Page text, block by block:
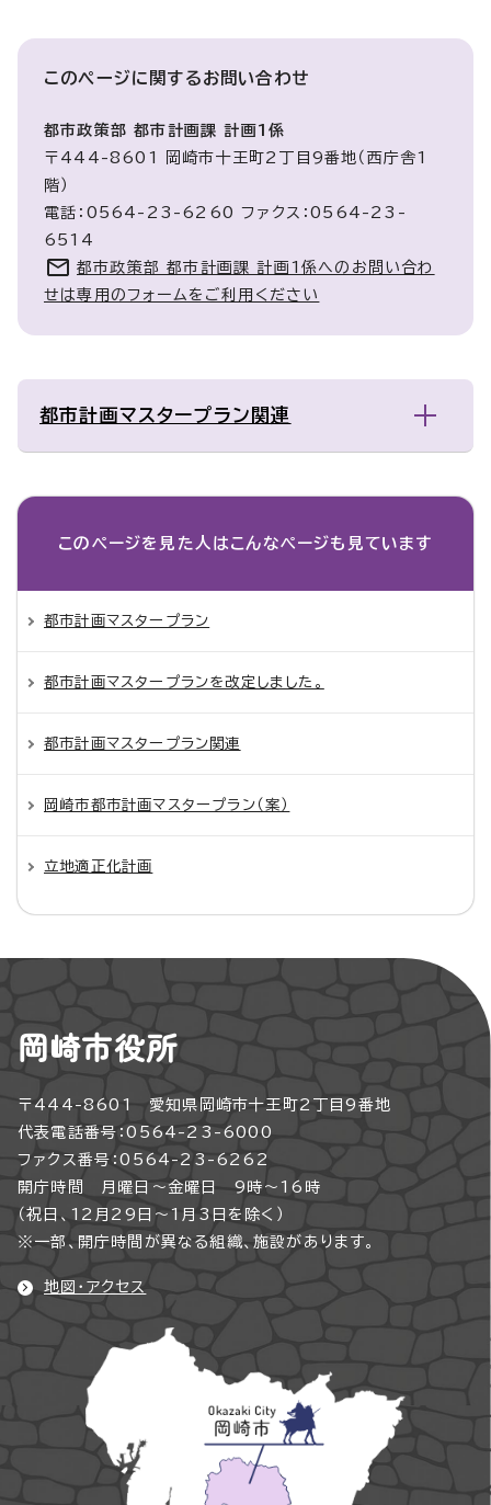
このページに関するお問い合わせ
都市政策部 都市計画課 計画1係
〒444-8601 岡崎市十王町2丁目9番地（西庁舎1
階）
電話：0564-23-6260 ファクス：0564-23-
6514
都市政策部 都市計画課 計画1係へのお問い合わ
せは専用のフォームをご利用ください
都市計画マスタープラン関連
このページを見た人は こんなページも見ています
都市計画マスタープラン
都市計画マスタープランを改定しました。
都市計画マスタープラン関連
岡崎市都市計画マスタープラン（案）
立地適正化計画
岡崎市役所
〒444-8601 愛知県岡崎市十王町2丁目9番地
代表電話番号：0564-23-6000
ファクス番号：0564-23-6262
開庁時間 月曜日～金曜日 9時～16時
（祝日、12月29日～1月3日を除く）
※一部、開庁時間が異なる組織、施設があります。
地図・アクセス